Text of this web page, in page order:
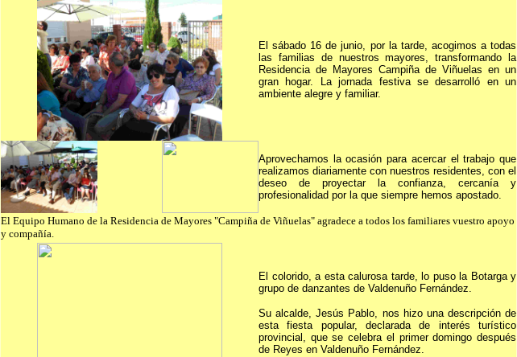
El sábado 16 de junio, por la tarde, acogimos a todas
las familias de nuestros mayores, transformando la
Residencia de Mayores Campiña de Viñuelas en un
gran hogar. La jornada festiva se desarrolló en un
ambiente alegre y familiar.
Aprovechamos la ocasión para acercar el trabajo que
realizamos diariamente con nuestros residentes, con el
deseo de proyectar la confianza, cercanía y
profesionalidad por la que siempre hemos apostado.
El Equipo Humano de la Residencia de Mayores "Campiña de Viñuelas" agradece a todos los familiares vuestro apoyo
y compañía.
El colorido, a esta calurosa tarde, lo puso la Botarga y
grupo de danzantes de Valdenuño Fernández.
Su alcalde, Jesús Pablo, nos hizo una descripción de
esta fiesta popular, declarada de interés turístico
provincial, que se celebra el primer domingo después
de Reyes en Valdenuño Fernández.